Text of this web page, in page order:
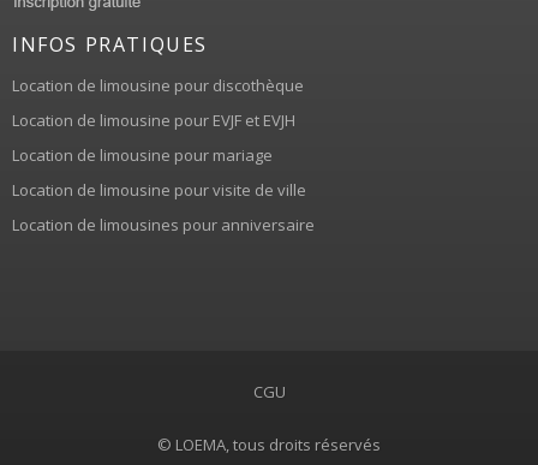
INFOS PRATIQUES
Location de limousine pour discothèque
Location de limousine pour EVJF et EVJH
Location de limousine pour mariage
Location de limousine pour visite de ville
Location de limousines pour anniversaire
CGU
© LOEMA, tous droits réservés